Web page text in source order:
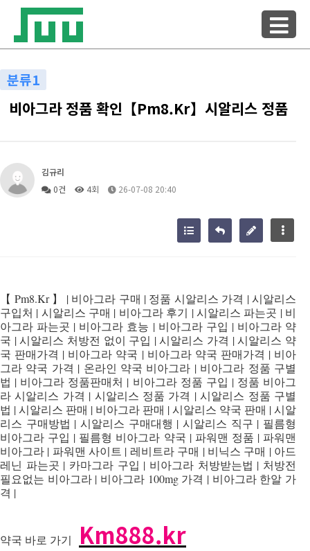
분류1
비아그라 정품 확인【Pm8.Kr】시알리스 정품
김규리
0건
4회 26-07-08 20:40
【 Pm8.Kr 】 | 비아그라 구매 | 정품 시알리스 가격 | 시알리스
구입처 | 시알리스 구매 | 비아그라 후기 | 시알리스 파는곳 | 비
아그라 파는곳 | 비아그라 효능 | 비아그라 구입 | 비아그라 약
국 | 시알리스 처방전 없이 구입 | 시알리스 가격 | 시알리스 약
국 판매가격 | 비아그라 약국 | 비아그라 약국 판매가격 | 비아
그라 약국 가격 | 온라인 약국 비아그라 | 비아그라 정품 구별
법 | 비아그라 정품판매처 | 비아그라 정품 구입 | 정품 비아그
라 시알리스 가격 | 시알리스 정품 가격 | 시알리스 정품 구별
법 | 시알리스 판매 | 비아그라 판매 | 시알리스 약국 판매 | 시알
리스 구매방법 | 시알리스 구매대행 | 시알리스 직구 | 필름형
비아그라 구입 | 필름형 비아그라 약국 | 파워맨 정품 | 파워맨
비아그라 | 파워맨 사이트 | 레비트라 구매 | 비닉스 구매 | 아드
레닌 파는곳 | 카마그라 구입 | 비아그라 처방받는법 | 처방전
필요없는 비아그라 | 비아그라 100mg 가격 | 비아그라 한알 가
격 |
약국 바로 가기 Km888.kr